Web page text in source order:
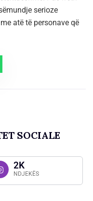
serioze
atë të personave që
SOCIALE
2K
NDJEKËS